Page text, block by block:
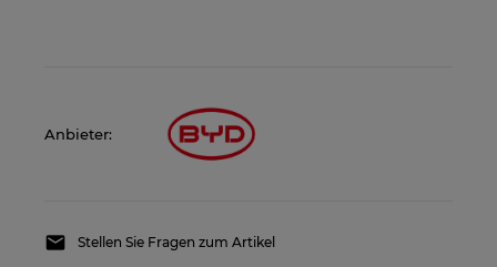
Anbieter:
Stellen Sie Fragen zum Artikel